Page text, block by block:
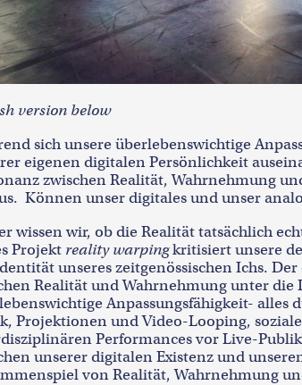
version below
sich unsere überlebenswichtige
eigenen digitalen Persönlichkeit
zwischen Realität, Wahrnehmung
Können unser digitales und unser
wissen wir, ob die Realität tatsächlich
Projekt reality warpingkritisiert unsere
unseres zeitgenössischen Ichs.
Realität und Wahrnehmung unter
Anpassungsfähigkeit- alles
Projektionen und Video-Looping,
Performances vor Live-
unserer digitalen Existenz und
von Realität, Wahrnehmung